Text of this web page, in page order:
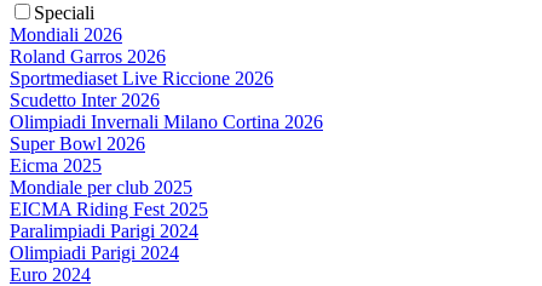
Speciali
Mondiali 2026
Roland Garros 2026
Sportmediaset Live Riccione 2026
Scudetto Inter 2026
Olimpiadi Invernali Milano Cortina 2026
Super Bowl 2026
Eicma 2025
Mondiale per club 2025
EICMA Riding Fest 2025
Paralimpiadi Parigi 2024
Olimpiadi Parigi 2024
Euro 2024